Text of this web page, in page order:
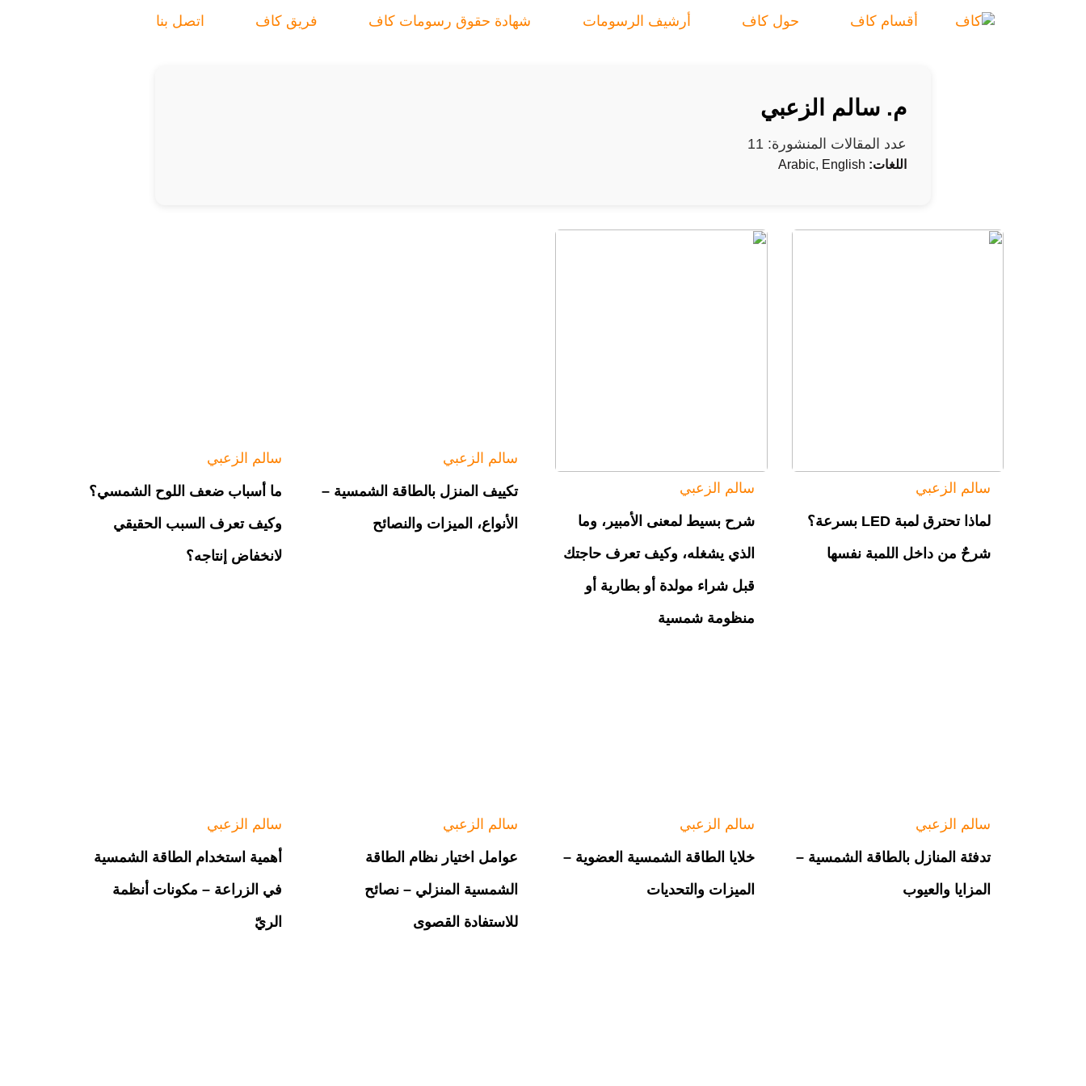
أقسام كاف حول كاف أرشيف الرسومات شهادة حقوق رسومات كاف فريق كاف اتصل بنا
م. سالم الزعبي
عدد المقالات المنشورة: 11
اللغات:
سالم الزعبي
لماذا تحترق لمبة LED بسرعة؟
شرحٌ من داخل اللمبة نفسها
سالم الزعبي
شرح بسيط لمعنى الأمبير، وما
الذي يشغله، وكيف تعرف حاجتك
قبل شراء مولدة أو بطارية أو
منظومة شمسية
سالم الزعبي
تكييف المنزل بالطاقة الشمسية –
الأنواع، الميزات والنصائح
سالم الزعبي
ما أسباب ضعف اللوح الشمسي؟
وكيف تعرف السبب الحقيقي
لانخفاض إنتاجه؟
سالم الزعبي
تدفئة المنازل بالطاقة الشمسية –
المزايا والعيوب
سالم الزعبي
خلايا الطاقة الشمسية العضوية –
الميزات والتحديات
سالم الزعبي
عوامل اختيار نظام الطاقة
الشمسية المنزلي – نصائح
للاستفادة القصوى
سالم الزعبي
أهمية استخدام الطاقة الشمسية
في الزراعة – مكونات أنظمة
الريّ